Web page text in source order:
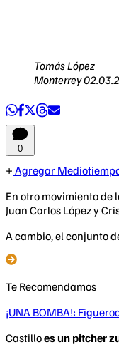
Tomás López
Monterrey
0
Agregar
En otro movimiento de
Juan Carlos López y
A cambio, el conjunto
Te Recomendamos
¡UNA BOMBA!:
Castilloes un pitcher